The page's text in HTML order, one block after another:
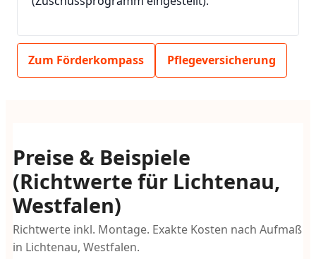
Zum Förderkompass Pflegeversicherung
Preise & Beispiele
(Richtwerte für Lichtenau,
Westfalen)
Richtwerte inkl. Montage. Exakte Kosten nach Aufmaß
in Lichtenau, Westfalen.